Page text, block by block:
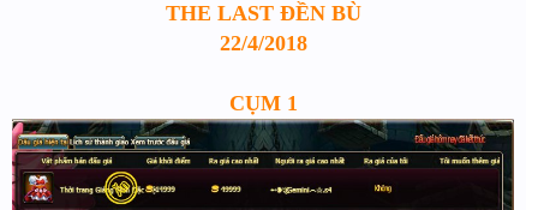
THE LAST ĐỀN BÙ
22/4/2018
CỤM 1